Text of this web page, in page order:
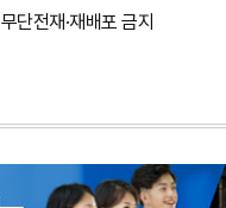
단전재·재배포 금지